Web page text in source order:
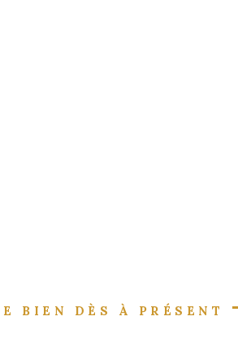
BIEN DÈS À PRÉSENT